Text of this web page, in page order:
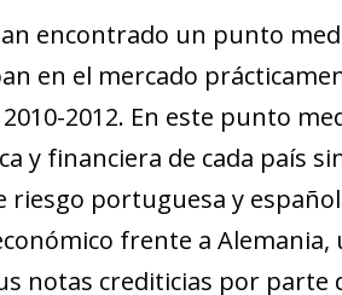
encontrado un punto
en el mercado
2012. En este punto
y financiera de cada país
portuguesa y
frente a
notas crediticias por parte